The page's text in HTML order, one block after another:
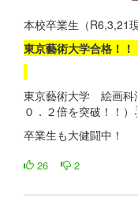
本校卒業生（R6,3,21
東京藝術大学合格！！
東京藝術大学 絵画科
０．２倍を突破！！）
卒業生も大健闘中！
26 2